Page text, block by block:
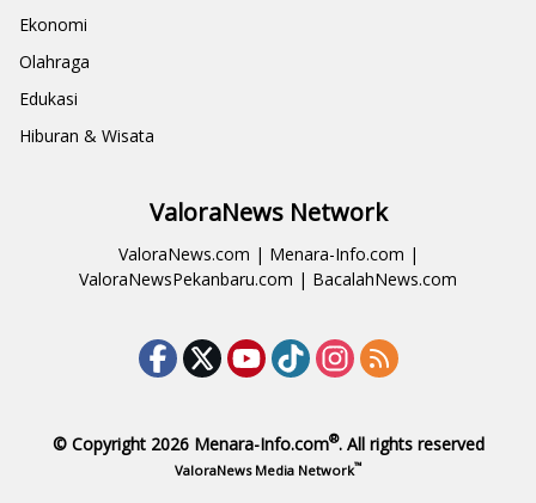
Ekonomi
Olahraga
Edukasi
Hiburan & Wisata
ValoraNews Network
ValoraNews.com | Menara-Info.com |
ValoraNewsPekanbaru.com | BacalahNews.com
© Copyright 2026 Menara-Info.com®. All rights reserved
ValoraNews Media Network™